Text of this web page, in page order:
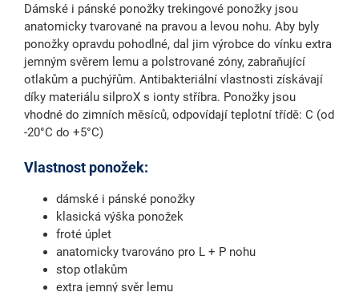
Dámské i pánské ponožky trekingové ponožky jsou
anatomicky tvarované na pravou a levou nohu. Aby byly
ponožky opravdu pohodlné, dal jim výrobce do vínku extra
jemným svěrem lemu a polstrované zóny, zabraňující
otlakům a puchýřům. Antibakteriální vlastnosti získávají
díky materiálu silproX s ionty stříbra. Ponožky jsou
vhodné do zimních měsíců, odpovídají teplotní třídě: C (od
-20°C do +5°C)
Vlastnost ponožek:
dámské i pánské ponožky
klasická výška ponožek
froté úplet
anatomicky tvarováno pro L + P nohu
stop otlakům
extra jemný svěr lemu